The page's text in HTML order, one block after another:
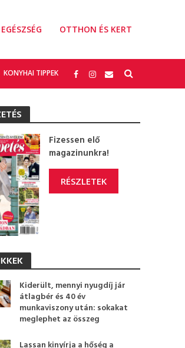
EGÉSZSÉG OTTHON ÉS KERT
KONYHAI TIPPEK
Fizessen elő
magazinunkra!
RÉSZLETEK
Kiderült, mennyi nyugdíj jár
átlagbér és 40 év
munkaviszony után: sokakat
meglephet az összeg